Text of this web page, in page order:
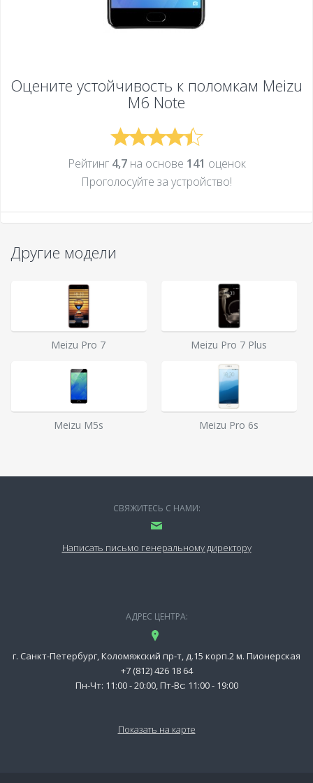
Оцените устойчивость к поломкам Meizu
M6 Note
Рейтинг 4,7на основе 141 оценок
Проголосуйте за устройcтво!
Другие модели
Meizu Pro 7 Meizu Pro 7 Plus
Meizu M5s Meizu Pro 6s
СВЯЖИТЕСЬ С НАМИ:
Написать письмо генеральному директору
АДРЕС ЦЕНТРА:
г. Санкт-Петербург, Коломяжский пр-т, д.15 корп.2 м. Пионерская
+7 (812) 426 18 64
Пн-Чт: 11:00 - 20:00, Пт-Вс: 11:00 - 19:00
Показать на карте